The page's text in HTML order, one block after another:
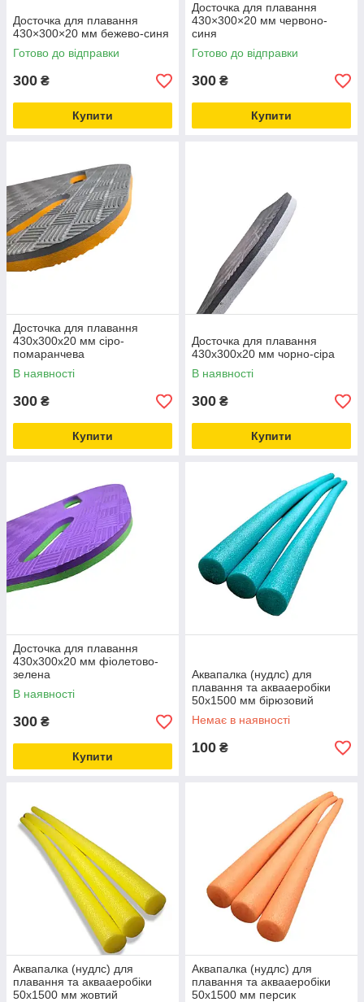
Досточка для плавання
430×300×20 мм бежево-синя
Готово до відправки
300 ₴
Купити
Досточка для плавання
430×300×20 мм червоно-
синя
Готово до відправки
300 ₴
Купити
Досточка для плавання
430х300х20 мм сіро-
помаранчева
В наявності
300 ₴
Купити
Досточка для плавання
430х300х20 мм чорно-сіра
В наявності
300 ₴
Купити
Досточка для плавання
430х300х20 мм фіолетово-
зелена
В наявності
300 ₴
Купити
Аквапалка (нудлс) для
плавання та аквааеробіки
50х1500 мм бірюзовий
Немає в наявності
100 ₴
Аквапалка (нудлс) для
плавання та аквааеробіки
50х1500 мм жовтий
Аквапалка (нудлс) для
плавання та аквааеробіки
50х1500 мм персик